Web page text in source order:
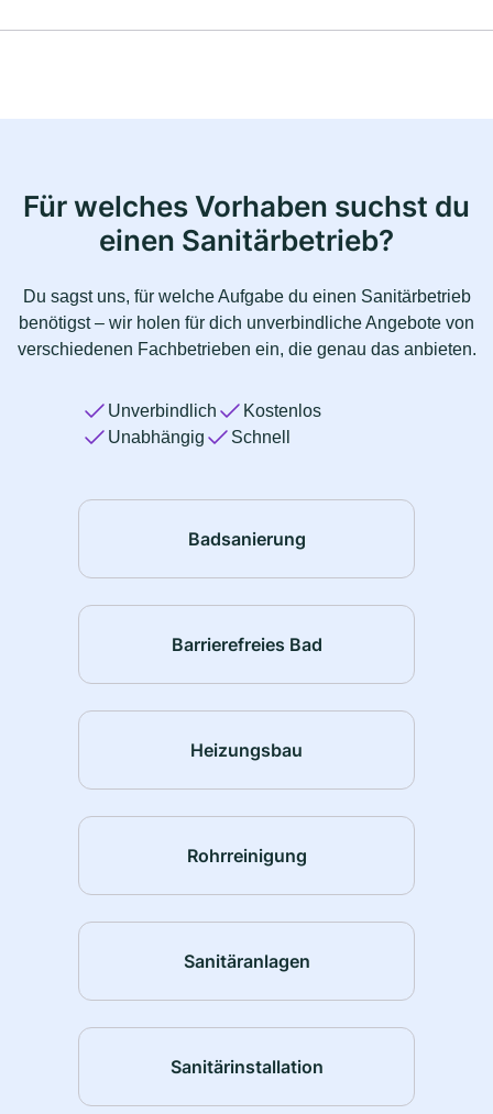
Für welches Vorhaben suchst du
einen Sanitärbetrieb?
Du sagst uns, für welche Aufgabe du einen Sanitärbetrieb
benötigst – wir holen für dich unverbindliche Angebote von
verschiedenen Fachbetrieben ein, die genau das anbieten.
Unverbindlich
Kostenlos
Unabhängig
Schnell
Badsanierung
Barrierefreies Bad
Heizungsbau
Rohrreinigung
Sanitäranlagen
Sanitärinstallation